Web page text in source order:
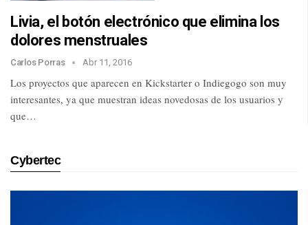
Livia, el botón electrónico que elimina los
dolores menstruales
Carlos Porras Abr 11, 2016
Los proyectos que aparecen en Kickstarter o Indiegogo son muy
interesantes, ya que muestran ideas novedosas de los usuarios y
que…
Cybertec